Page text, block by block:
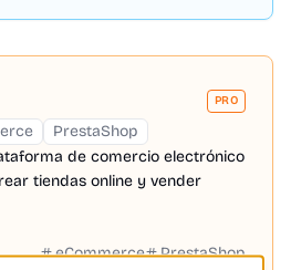
PRO
PrestaShop
de comercio electrónico
tiendas online y vender
eCommerce PrestaShop